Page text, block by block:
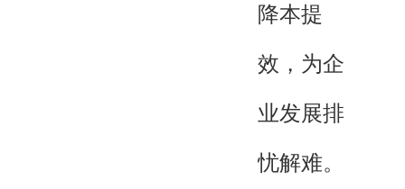
降本提
效，为企
业发展排
忧解难。